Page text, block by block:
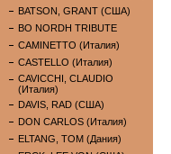
BATSON, GRANT (США)
BO NORDH TRIBUTE
CAMINETTO (Италия)
CASTELLO (Италия)
CAVICCHI, CLAUDIO
(Италия)
DAVIS, RAD (США)
DON CARLOS (Италия)
ELTANG, TOM (Дания)